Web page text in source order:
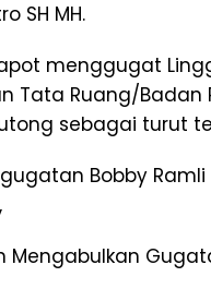
SH MH.
menggugat
Tata Ruang/Badan
sebagai turut
Bobby Ramli
Mengabulkan